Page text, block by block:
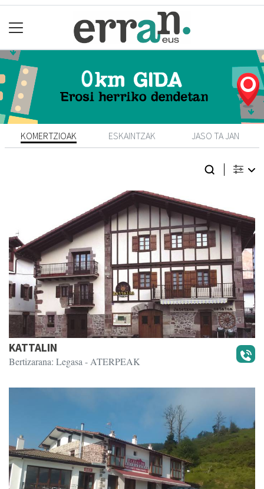
KOMERTZIOAK ESKAINTZAK JASO TA JAN
KATTALIN
Bertizarana: Legasa - ATERPEAK